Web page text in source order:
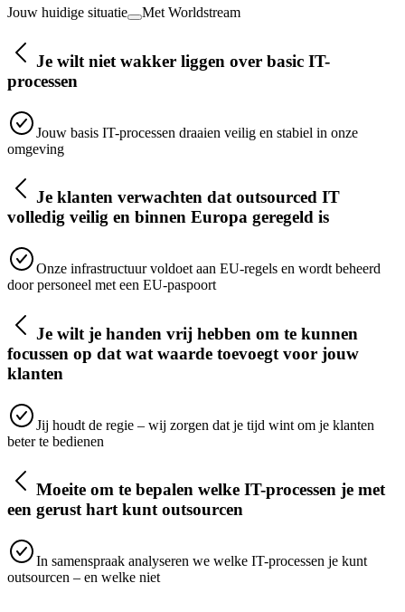
Jouw huidige situatie Met Worldstream
Je wilt niet wakker liggen over basic IT-
processen
Jouw basis IT-processen draaien veilig en stabiel in onze
omgeving
Je klanten verwachten dat outsourced IT
volledig veilig en binnen Europa geregeld is
Onze infrastructuur voldoet aan EU-regels en wordt beheerd
door personeel met een EU-paspoort
Je wilt je handen vrij hebben om te kunnen
focussen op dat wat waarde toevoegt voor jouw
klanten
Jij houdt de regie – wij zorgen dat je tijd wint om je klanten
beter te bedienen
Moeite om te bepalen welke IT-processen je met
een gerust hart kunt outsourcen
In samenspraak analyseren we welke IT-processen je kunt
outsourcen – en welke niet